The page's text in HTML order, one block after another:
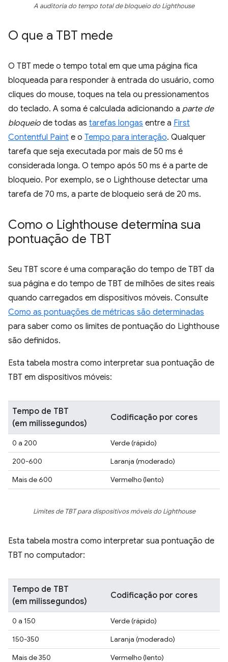
A auditoria do tempo total de bloqueio do Lighthouse
O que a TBT mede
O TBT mede o tempo total em que uma página fica
bloqueada para responder à entrada do usuário, como
cliques do mouse, toques na tela ou pressionamentos
do teclado. A soma é calculada adicionando a parte de
bloqueio de todas as tarefas longas entre a First
Contentful Paint e o Tempo para interação. Qualquer
tarefa que seja executada por mais de 50 ms é
considerada longa. O tempo após 50 ms é a parte de
bloqueio. Por exemplo, se o Lighthouse detectar uma
tarefa de 70 ms, a parte de bloqueio será de 20 ms.
Como o Lighthouse determina sua
pontuação de TBT
Seu TBT score é uma comparação do tempo de TBT da
sua página e do tempo de TBT de milhões de sites reais
quando carregados em dispositivos móveis. Consulte
Como as pontuações de métricas são determinadas
para saber como os limites de pontuação do Lighthouse
são definidos.
Esta tabela mostra como interpretar sua pontuação de
TBT em dispositivos móveis:
Tempo de TBT
(em milissegundos)
Codificação por cores
0 a 200
Verde (rápido)
200-600
Laranja (moderado)
Mais de 600
Vermelho (lento)
Limites de TBT para dispositivos móveis do Lighthouse
Esta tabela mostra como interpretar sua pontuação de
TBT no computador:
Tempo de TBT
(em milissegundos)
Codificação por cores
0 a 150
Verde (rápido)
150-350
Laranja (moderado)
Mais de 350
Vermelho (lento)